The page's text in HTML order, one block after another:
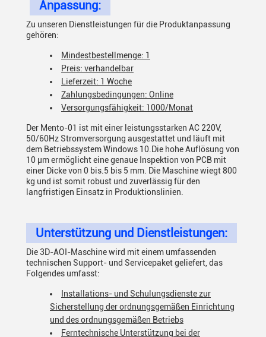
Anpassung:
Zu unseren Dienstleistungen für die Produktanpassung
gehören:
Mindestbestellmenge: 1
Preis: verhandelbar
Lieferzeit: 1 Woche
Zahlungsbedingungen: Online
Versorgungsfähigkeit: 1000/Monat
Der Mento-01 ist mit einer leistungsstarken AC 220V,
50/60Hz Stromversorgung ausgestattet und läuft mit
dem Betriebssystem Windows 10.Die hohe Auflösung von
10 μm ermöglicht eine genaue Inspektion von PCB mit
einer Dicke von 0 bis.5 bis 5 mm. Die Maschine wiegt 800
kg und ist somit robust und zuverlässig für den
langfristigen Einsatz in Produktionslinien.
Unterstützung und Dienstleistungen:
Die 3D-AOI-Maschine wird mit einem umfassenden
technischen Support- und Servicepaket geliefert, das
Folgendes umfasst:
Installations- und Schulungsdienste zur
Sicherstellung der ordnungsgemäßen Einrichtung
und des ordnungsgemäßen Betriebs
Ferntechnische Unterstützung bei der